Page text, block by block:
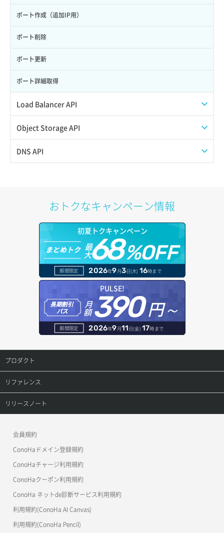
サーバー利用状況グラフ（CPU）
サーバー利用状況グラフ（ディスクIO）
サーバー利用状況グラフ（トラフィック）
サーバー削除
サーバー操作（起動/停止/再起動/強制停止）
サーバー設定切替
ポートデタッチ
ボリュームアタッチ
ボリュームデタッチ
ポート作成（追加IP用）
ポート削除
ポート更新
ポート詳細取得
Load Balancer API
プール一覧取得
プール作成
ヘルスモニタ一覧取得
ヘルスモニタ作成
ヘルスモニタ削除
ヘルスモニタ更新
ヘルスモニタ詳細取得
メンバー更新
メンバー詳細取得
メンバー追加
リスナー作成
リスナー削除
リスナー更新
Object Storage API
Web公開
オブジェクトダウンロード
オブジェクトバージョン管理
オブジェクト一覧取得
オブジェクト削除
オブジェクト削除予約
オブジェクト複製
オブジェクト詳細取得
コンテナ一覧取得
コンテナ作成
コンテナ削除
ラージオブジェクトアップロード(DLO)
一時的Web公開
DNS API
ドメイン情報登録
ドメイン詳細取得
レコード一覧取得
レコード作成
レコード更新
レコード詳細取得
おトクなキャンペーン情報
初夏トクキャンペーン
まとめトク 最
大68%OFF
期間限定 2026年9月3日(木) 16時まで
PULSE!
長期割引
パス
月
額390円～
期間限定 2026年9月11日(金) 17時まで
プロダクト
プロダクトトップ
ConoHa VPS(Ver.3.0)
ConoHa for GAME
リファレンス
リファレンストップ
OpenStack CLI
Terraform
s3cmd
リリースノート
会員規約
ConoHaドメイン登録規約
ConoHaチャージ利用規約
ConoHaクーポン利用規約
ConoHa ネットde診断サービス利用規約
利用規約(ConoHa AI Canvas)
利用規約(ConoHa Pencil)